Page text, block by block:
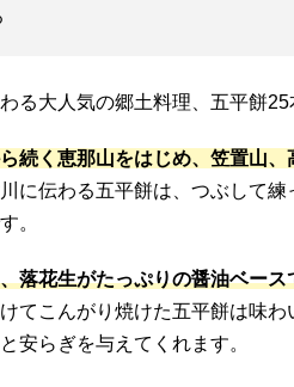
る大人気の郷土料理、五平餅25
続く恵那山をはじめ、笠置山
に伝わる五平餅は、つぶして
。
落花生がたっぷりの醤油ベー
てこんがり焼けた五平餅は味
安らぎを与えてくれます。